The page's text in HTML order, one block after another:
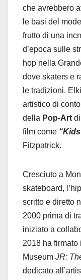
che avrebbero
le basi del
frutto di una
d’epoca sulle
hop nella
dove skaters e
le tradizioni.
artistico di
della Pop-Art
film come
Fitzpatrick.
Cresciuto a
skateboard,
scritto e diretto
2000 prima di
iniziato a
2018 ha
Museum JR:
dedicato